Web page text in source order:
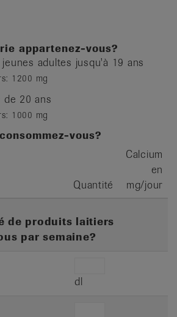
appartenez-vous?
adultes jusqu'à 19 ans
1200 mg
20 ans
1000 mg
vous?
Quantité
Calcium
en
mg/jour
de produits laitiers
par semaine?
dl